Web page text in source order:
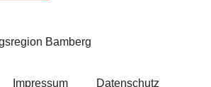
Bamberg
Impressum Datenschutz